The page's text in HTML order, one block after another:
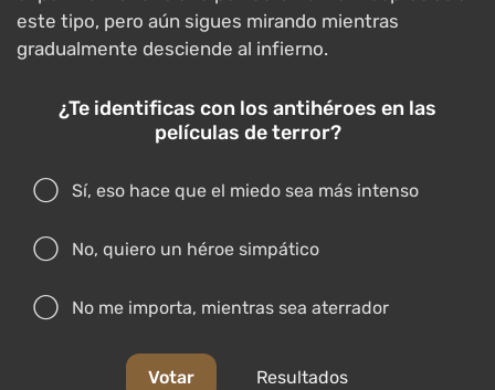
este tipo, pero aún sigues mirando mientras
gradualmente desciende al infierno.
¿Te identificas con los antihéroes en las
películas de terror?
Sí, eso hace que el miedo sea más intenso
No, quiero un héroe simpático
No me importa, mientras sea aterrador
Votar Resultados